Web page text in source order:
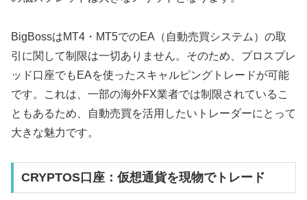
BigBossはMT4・MT5でのEA（自動売買システム）の取
引に関して制限は一切ありません。そのため、プロスプレ
ッド口座でもEAを使ったスキャルピングトレードが可能
です。これは、一部の海外FX業者では制限されているこ
ともあるため、自動売買を活用したいトレーダーにとって
大きな魅力です。
CRYPTOS口座：仮想通貨を現物でトレード